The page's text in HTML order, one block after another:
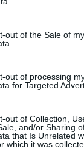
to Google and
below specified
out of the Sale of my
out of processing
for Targeted
out of Collection,
and/or Sharing
that Is Unrelated
which it was